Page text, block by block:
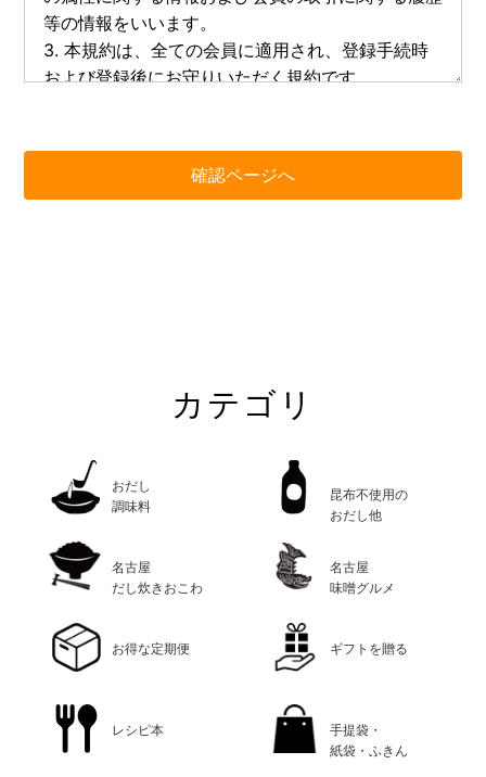
カテゴリ
おだし
調味料
昆布不使用の
おだし他
名古屋
だし炊きおこわ
名古屋
味噌グルメ
お得な定期便 ギフトを贈る
レシピ本
手提袋・
紙袋・ふきん